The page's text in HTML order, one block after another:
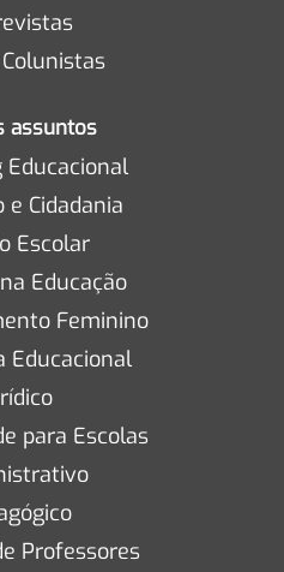
assuntos
Educacional
e Cidadania
Escolar
Educação
Feminino
Educacional
para Escolas
Professores